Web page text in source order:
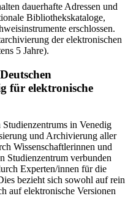
dauerhafte Adressen und
Bibliothekskataloge,
erschlossen.
der elektronischen
5 Jahre).
für elektronische
in Venedig
und Archivierung aller
Wissenschaftlerinnen und
Studienzentrum verbunden
Experten/innen für die
bezieht sich sowohl auf rein
auf elektronische Versionen